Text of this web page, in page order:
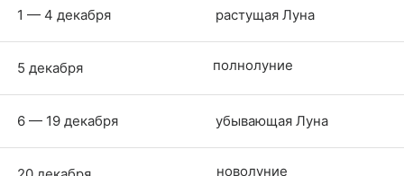
1 — 4 декабря растущая Луна
5 декабря полнолуние
6 — 19 декабря убывающая Луна
новолуние